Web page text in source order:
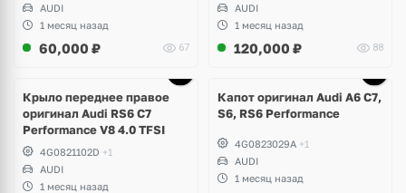
AUDI
1 месяц назад
60,000 ₽ 67
AUDI
1 месяц назад
120,000 ₽ 88
Крыло переднее правое
оригинал Audi RS6 C7
Performance V8 4.0 TFSI
4G0821102D +1
AUDI
1 месяц назад
Капот оригинал Audi A6 C7,
S6, RS6 Performance
4G0823029A +1
AUDI
1 месяц назад